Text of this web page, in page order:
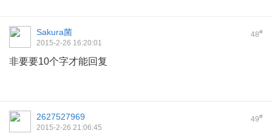
48#
Sakura菌
2015-2-26 16:20:01
非要要10个字才能回复
49#
2627527969
2015-2-26 21:06:45